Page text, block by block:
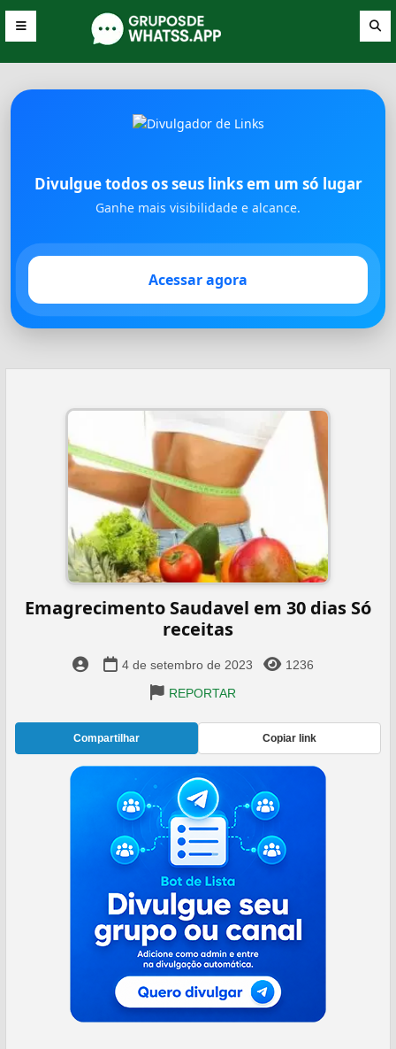
Divulgue todos os seus links em um só lugar
Ganhe mais visibilidade e alcance.
Acessar agora
️Emagrecimento Saudavel em 30 dias Só
receitas
4 de setembro de 2023
1236
REPORTAR
Compartilhar Copiar link